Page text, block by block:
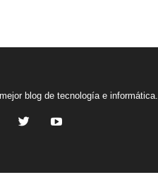
blog de tecnología e informática.